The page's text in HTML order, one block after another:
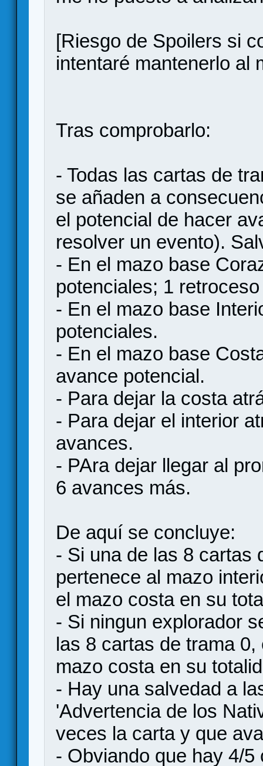
[Riesgo de Spoilers si
intentaré mantenerlo al
Tras comprobarlo:
- Todas las cartas de
se añaden a
el potencial de hacer
resolver un evento).
- En el mazo base
potenciales; 1
- En el mazo base
potenciales.
- En el mazo base
avance potencial.
- Para dejar la costa
- Para dejar el interior
avances.
- PAra dejar llegar al
6 avances más.
De aquí se concluye:
- Si una de las 8 cartas
pertenece al mazo
el mazo costa en su
- Si ningun explorador
las 8 cartas de trama
mazo costa en su
- Hay una salvedad a
'Advertencia de los
veces la carta y que
- Obviando que hay 4/